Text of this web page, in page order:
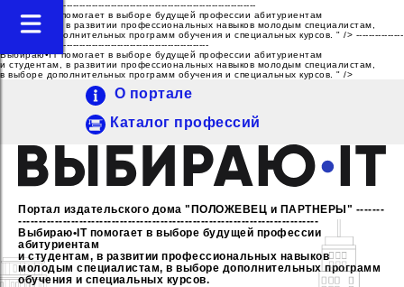
---------------------------------------------------------------------------------
Выбираю•IT помогает в выборе будущей профессии абитуриентам
и студентам, в развитии профессиональных навыков молодым специалистам,
в выборе дополнительных программ обучения и специальных курсов. " /> ---------------
------------------------------------------------------------------
Выбираю•IT помогает в выборе будущей профессии абитуриентам
и студентам, в развитии профессиональных навыков молодым специалистам,
в выборе дополнительных программ обучения и специальных курсов. " />
Портал издательского дома "ПОЛОЖЕВЕЦ и ПАРТНЕРЫ" -------
--------------------------------------------------------------------------
Выбираю•IT помогает в выборе будущей профессии
абитуриентам
и студентам, в развитии профессиональных навыков
молодым специалистам, в выборе дополнительных программ
обучения и специальных курсов.
О портале
Каталог профессий